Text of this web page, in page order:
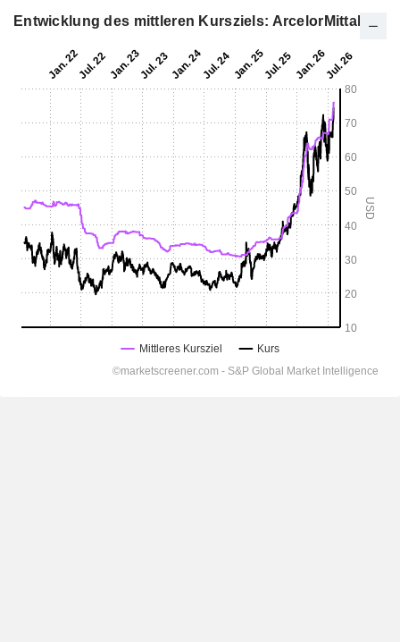
Entwicklung des mittleren Kursziels: ArcelorMittal